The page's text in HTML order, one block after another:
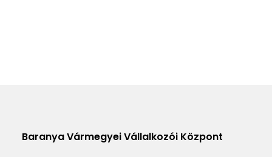
Baranya Vármegyei Vállalkozói Központ